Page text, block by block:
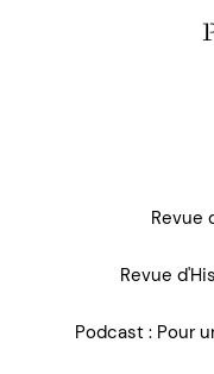
Revue
Revue
Podcast : Pour